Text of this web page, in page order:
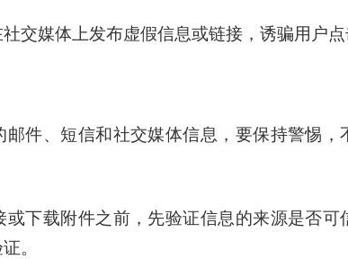
交媒体上发布虚假信息或链接，诱骗用户点
件、短信和社交媒体信息，要保持警惕
下载附件之前，先验证信息的来源是否
。